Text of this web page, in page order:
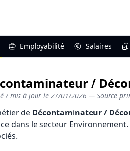
Employabilité Salaires
/
/ mis à jour le 27/01/2026 — Source
de Décontaminateur /
dans le secteur